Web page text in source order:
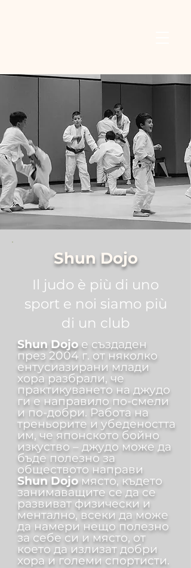
Shun Dojo
Il judo è più di uno
sport e noi siamo più
di un club
Shun Dojo е създаден
през 2004 г. от няколко
ентусиазирани млади
хора разбрали, че
практикуването на джудо
ги е направило по-смели
и по-добри. Работа на
треньорите и убедеността
им, че японското бойно
изкуство – джудо може да
бъде полезно за
обществото направи
Shun Dojo място, където
занимаващите се да се
развиват физически и
ментално, всеки да може
да намери нещо полезно
за себе си и място, от
което да излизат добри
хора и големи спортисти.